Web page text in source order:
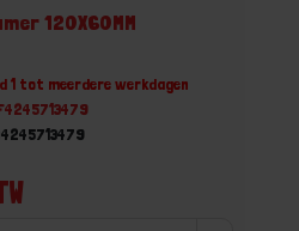
120X60MM
1 tot meerdere werkdagen